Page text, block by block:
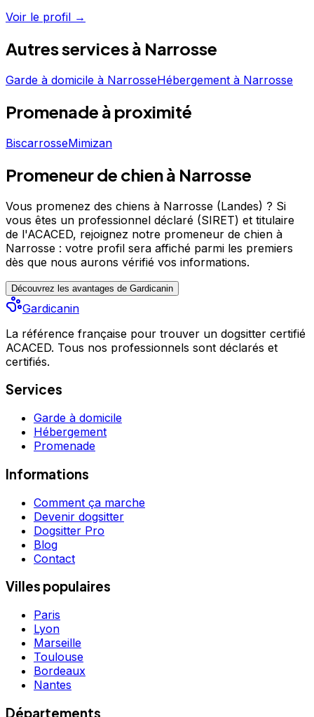
grand jardin pour l'accueillir. Petit sms pour vous
vous retrouverez votre toutou pas du tout triste à votre
Voir le profil →
Autres services à Narrosse
Garde à domicile à NarrosseHébergement à Narrosse
Promenade à proximité
BiscarrosseMimizan
Promeneur de chien à Narrosse
Vous promenez des chiens à Narrosse (Landes) ? Si
vous êtes un professionnel déclaré (SIRET) et titulaire
de l'ACACED, rejoignez notre promeneur de chien à
Narrosse : votre profil sera affiché parmi les premiers
dès que nous aurons vérifié vos informations.
Découvrez les avantages de Gardicanin
Gardicanin
La référence française pour trouver un dogsitter certifié
ACACED. Tous nos professionnels sont déclarés et
certifiés.
Services
Garde à domicile
Hébergement
Promenade
Informations
Comment ça marche
Devenir dogsitter
Dogsitter Pro
Blog
Contact
Villes populaires
Paris
Lyon
Marseille
Toulouse
Bordeaux
Nantes
Départements